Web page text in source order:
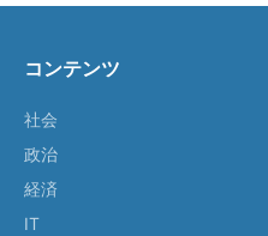
コンテンツ
社会
政治
経済
IT